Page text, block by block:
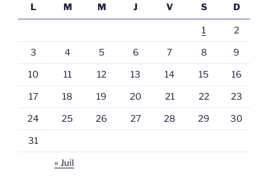
L
M M J V S D
1 2
3 4 5 6 7 8 9
10 11 12 13 14 15 16
17 18 19 20 21 22 23
24 25 26 27 28 29 30
31
« Juil